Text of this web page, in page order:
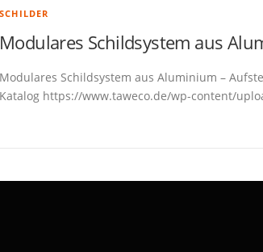
SCHILDER
Modulares Schildsystem aus
Modulares Schildsystem aus Aluminium –
Katalog https://www.taweco.de/wp-content/